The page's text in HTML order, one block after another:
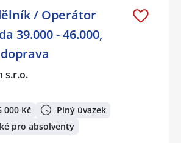
/ Operátor
39.000 - 46.000,
s.r.o.
000 Kč
Plný úvazek
pro absolventy